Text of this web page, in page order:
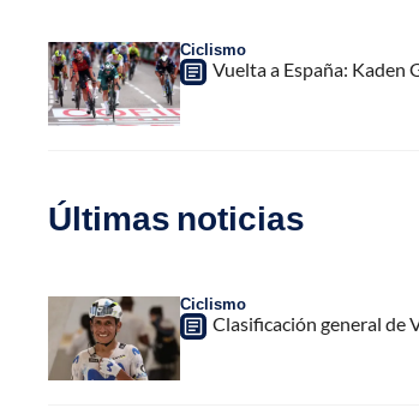
Ciclismo
Vuelta a España: Kaden
Últimas noticias
Ciclismo
Clasificación general de